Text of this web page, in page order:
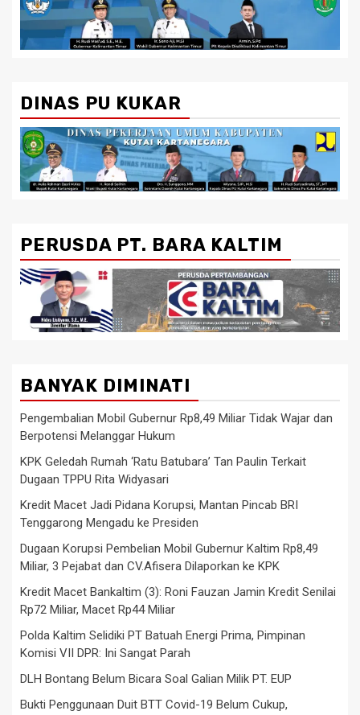
DINAS PU KUKAR
PERUSDA PT. BARA KALTIM
BANYAK DIMINATI
Pengembalian Mobil Gubernur Rp8,49 Miliar Tidak Wajar dan
Berpotensi Melanggar Hukum
KPK Geledah Rumah ‘Ratu Batubara’ Tan Paulin Terkait
Dugaan TPPU Rita Widyasari
Kredit Macet Jadi Pidana Korupsi, Mantan Pincab BRI
Tenggarong Mengadu ke Presiden
Dugaan Korupsi Pembelian Mobil Gubernur Kaltim Rp8,49
Miliar, 3 Pejabat dan CV.Afisera Dilaporkan ke KPK
Kredit Macet Bankaltim (3): Roni Fauzan Jamin Kredit Senilai
Rp72 Miliar, Macet Rp44 Miliar
Polda Kaltim Selidiki PT Batuah Energi Prima, Pimpinan
Komisi VII DPR: Ini Sangat Parah
DLH Bontang Belum Bicara Soal Galian Milik PT. EUP
Bukti Penggunaan Duit BTT Covid-19 Belum Cukup,